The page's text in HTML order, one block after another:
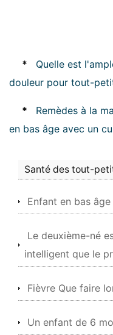
*
Quelle est
douleur pour tout-
*
Remèdes à la
en bas âge avec un
Santé des tout-
Enfant en bas
Le deuxième-né
intelligent que le
Fièvre Que faire
Un enfant de 6